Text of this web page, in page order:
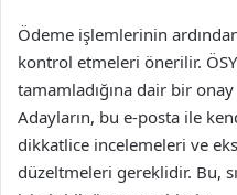
Ödeme işlemlerinin
kontrol etmeleri önerilir.
tamamladığına dair bir
Adayların, bu e-posta ile
dikkatlice incelemeleri ve
düzeltmeleri gereklidir. Bu,